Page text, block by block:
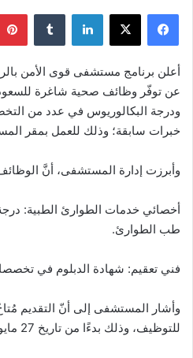
فيسبوك لينكدإن
أعلن برنامج مستشفى قوى الأمن
عن توفّر وظائف صحية شاغرة
ودرجة البكالوريوس في عدد من
خبرات سابقة؛ وذلك للعمل بمقر
وأبرزت إدارة المستشفى، أنَّ
أخصائي خدمات الطوارئ الطبية:
طب الطوارئ.
فني تعقيم: شهادة الدبلوم في
وأشار المستشفى إلى أنّ التقديم
للتوظيف، وذلك بدءًا من تاريخ 27 مايو 2019م.